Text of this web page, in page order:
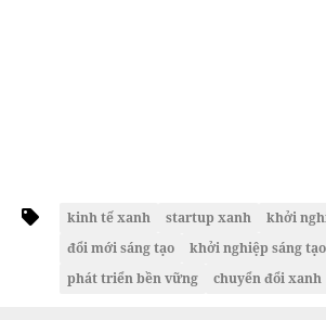
kinh tế xanh startup xanh
khởi
đổi mới sáng tạo
khởi nghiệp sáng tạo
phát triển bền vững
chuyển đổi xanh